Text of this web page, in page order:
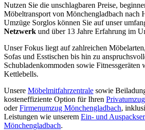
Nutzen Sie die unschlagbaren Preise,
Möbeltransport von Mönchengladbach nach
Umzüge Sorglos können Sie auf unser
Netzwerk und über 13 Jahre Erfahrung im
Unser Fokus liegt auf zahlreichen
Sofas und Esstischen bis hin zu
Schubladenkommoden sowie Fitnessgeräten
Kettlebells.
Unsere Möbelmitfahrzentrale sowie
kosteneffiziente Option für Ihren
oderFirmenumzug Mönchengladbach,
Leistungen wie unserem Ein- und
Mönchengladbach.